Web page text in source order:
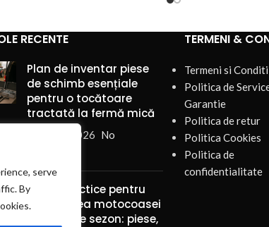
serve
By
RECENTE
Plan de inventar piese
de schimb esențiale
pentru o tocătoare
tractată la fermă mică
7 august 2026 No
Truse practice pentru
întreținerea motocoasei
pe timp de sezon: piese,
TERMENI &
Termeni si
Politica de
Garantie
Politica de retur
Politica Cookies
Politica de
confidentialitate